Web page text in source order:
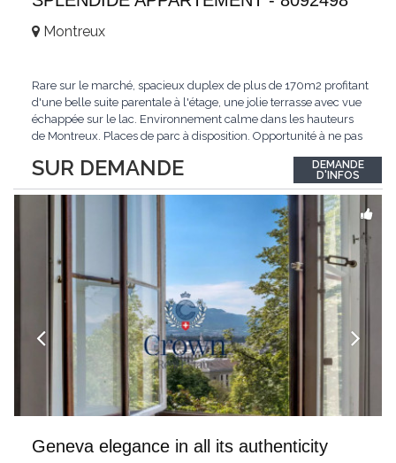
SUR DEMANDE
Montreux
Rare sur le marché, spacieux duplex de plus de 170m2 profitant
d'une belle suite parentale à l'étage, une jolie terrasse avec vue
échappée sur le lac. Environnement calme dans les hauteurs
de Montreux. Places de parc à disposition. Opportunité à ne pas
auf dem Markt, geräumiges Duplex von mehr als 170m2 mit
einer schönen...
DEMANDE
D'INFOS
Geneva elegance in all its authenticity